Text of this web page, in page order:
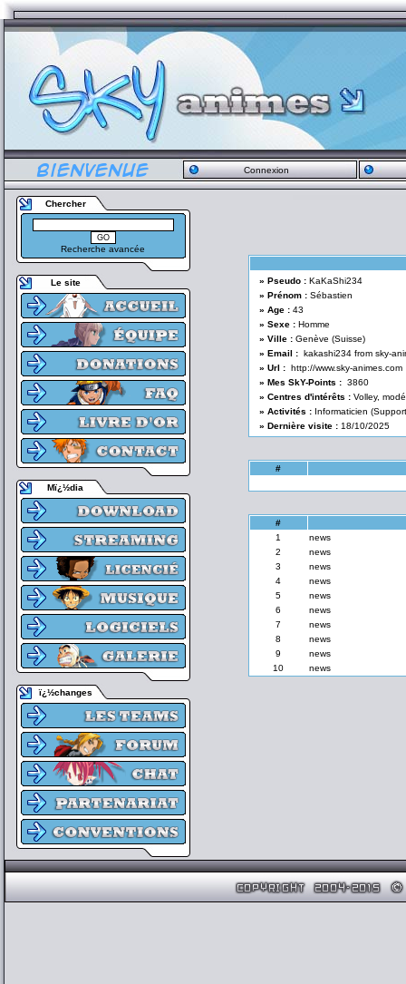
Connexion
Chercher
Recherche avancée
Le site
Mï¿½dia
ï¿½changes
» Pseudo : KaKaShi234
» Prénom : Sébastien
» Age : 43
» Sexe : Homme
» Ville : Genève (Suisse)
» Email : kakashi234 from sky-
» Url : http://www.sky-animes.com
» Mes SkY-Points : 3860
» Centres d'intérêts : Volley,
» Activités : Informaticien
» Dernière visite : 18/10/2025
#
#
1
news
2
news
3
news
4
news
5
news
6
news
7
news
8
news
9
news
10
news